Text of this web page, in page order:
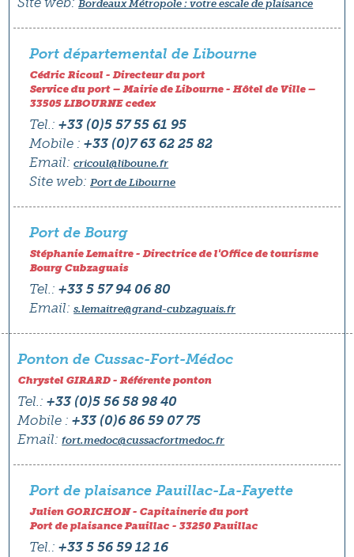
Bordeaux Métropole : votre escale de plaisance
Port départemental de Libourne
Cédric Ricoul - Directeur du port
Service du port – Mairie de Libourne - Hôtel de Ville –
33505 LIBOURNE cedex
Tel.: +33 (0)5 57 55 61 95
Mobile :+33 (0)7 63 62 25 82
Email: cricoul@liboune.fr
Site web: Port de Libourne
Port de Bourg
Stéphanie Lemaitre - Directrice de l'Office de tourisme
Bourg Cubzaguais
Tel.: +33 5 57 94 06 80
Email: s.lemaitre@grand-cubzaguais.fr
Ponton de Cussac-Fort-Médoc
Chrystel GIRARD - Référente ponton
Tel.: +33 (0)5 56 58 98 40
Mobile :+33 (0)6 86 59 07 75
Email: fort.medoc@cussacfortmedoc.fr
Port de plaisance Pauillac-La-Fayette
Julien GORICHON - Capitainerie du port
Port de plaisance Pauillac - 33250 Pauillac
Tel.: +33 5 56 59 12 16